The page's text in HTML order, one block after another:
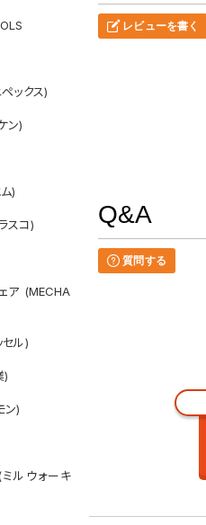
ックス)
ン)
)
スコ)
ア (MECHA
ル)
)
ン)
ルウォーキ
レビューを書く
Q&A
質問する